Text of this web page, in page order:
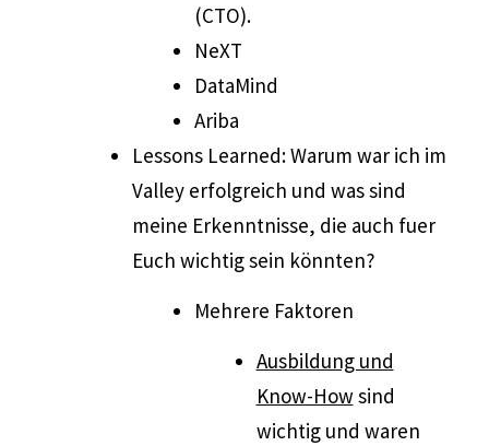
(CTO).
NeXT
DataMind
Ariba
Lessons Learned: Warum war ich im
Valley erfolgreich und was sind
meine Erkenntnisse, die auch fuer
Euch wichtig sein könnten?
Mehrere Faktoren
Ausbildung und
Know-How sind
wichtig und waren